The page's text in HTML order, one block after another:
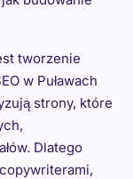
tworzenie
w Puławach
strony, które
Dlatego